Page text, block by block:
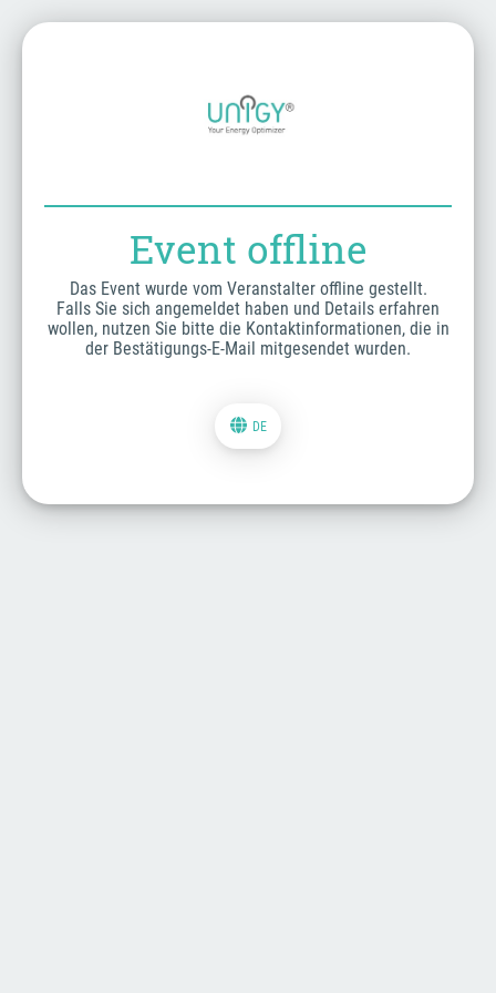
Event offline
Das Event wurde vom Veranstalter offline gestellt.
Falls Sie sich angemeldet haben und Details erfahren
wollen, nutzen Sie bitte die Kontaktinformationen, die in
der Bestätigungs-E-Mail mitgesendet wurden.
DE